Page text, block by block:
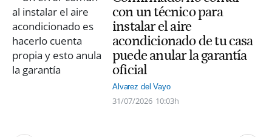
con un técnico para
instalar el aire
acondicionado de tu casa
puede anular la garantía
oficial
Alvarez del Vayo
31/07/2026 10:03h